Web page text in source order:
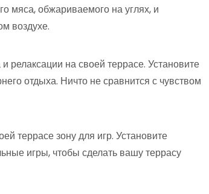
мяса, обжариваемого на углях, и
воздухе.
релаксации на своей террасе. Установите
отдыха. Ничто не сравнится с чувством
террасе зону для игр. Установите
игры, чтобы сделать вашу террасу